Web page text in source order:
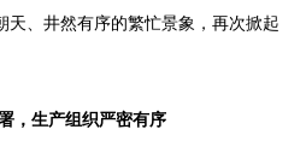
天、井然有序的繁忙景象，再次掀起
，生产组织严密有序